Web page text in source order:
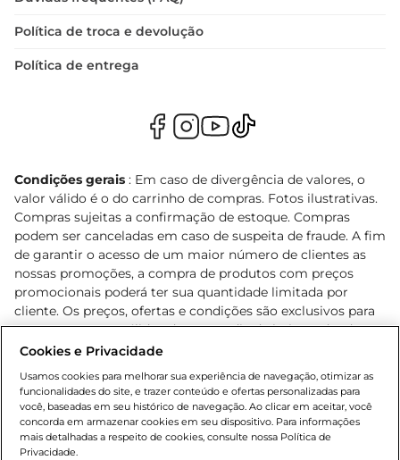
Política de troca e devolução
Política de entrega
Condições gerais : Em caso de divergência de valores, o
valor válido é o do carrinho de compras. Fotos ilustrativas.
Compras sujeitas a confirmação de estoque. Compras
podem ser canceladas em caso de suspeita de fraude. A fim
de garantir o acesso de um maior número de clientes as
nossas promoções, a compra de produtos com preços
promocionais poderá ter sua quantidade limitada por
cliente. Os preços, ofertas e condições são exclusivos para
o e-commerce e válidos durante o dia de hoje, podendo
sofrer alterações sem prévia notificação. Proibida a venda
Lei n.º 8069/90, art. 81, inciso II (Estatuto da Criança e do
Adolescente). Preços e condições exclusivos para o
www.bretas.com.br, podendo sofrer alterações sem aviso
prévio. O valor mínimo para as compras on-line é de R$
Cookies e Privacidade
Usamos cookies para melhorar sua experiência de navegação, otimizar as
funcionalidades do site, e trazer conteúdo e ofertas personalizadas para
você, baseadas em seu histórico de navegação. Ao clicar em aceitar, você
concorda em armazenar cookies em seu dispositivo. Para informações
mais detalhadas a respeito de cookies, consulte nossa Política de
Privacidade.